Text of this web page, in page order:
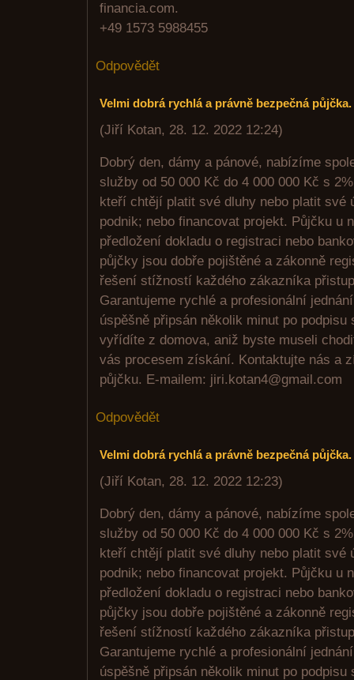
financia.com.
+49 1573 5988455
Odpovědět
Velmi dobrá rychlá a právně bezpečná půjčka.
(Jiří Kotan, 28. 12. 2022 12:24)
Dobrý den, dámy a pánové, nabízíme
služby od 50 000 Kč do 4 000 000 Kč s
kteří chtějí platit své dluhy nebo platit své
podnik; nebo financovat projekt. Půjčku u
předložení dokladu o registraci nebo
půjčky jsou dobře pojištěné a zákonně
řešení stížností každého zákazníka
Garantujeme rychlé a profesionální
úspěšně připsán několik minut po
vyřídíte z domova, aniž byste museli
vás procesem získání. Kontaktujte nás a
půjčku. E-mailem: jiri.kotan4@gmail.com
Odpovědět
Velmi dobrá rychlá a právně bezpečná půjčka.
(Jiří Kotan, 28. 12. 2022 12:23)
Dobrý den, dámy a pánové, nabízíme
služby od 50 000 Kč do 4 000 000 Kč s
kteří chtějí platit své dluhy nebo platit své
podnik; nebo financovat projekt. Půjčku u
předložení dokladu o registraci nebo
půjčky jsou dobře pojištěné a zákonně
řešení stížností každého zákazníka
Garantujeme rychlé a profesionální
úspěšně připsán několik minut po